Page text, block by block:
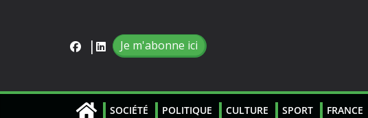
Je m'abonne ici
SOCIÉTÉ POLITIQUE CULTURE SPORT FRANCE